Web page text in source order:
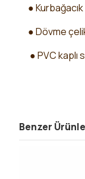
●
● Dövme
● PVC kaplı
Benzer